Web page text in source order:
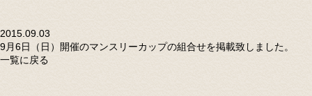
2015.09.03
9月6日（日）開催のマンスリーカップの組合せを掲載致しました。
一覧に戻る